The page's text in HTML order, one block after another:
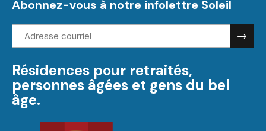
Abonnez-vous à notre infolettre Soleil
Adresse
courriel:
Résidences pour retraités,
personnes âgées et gens du bel
âge.